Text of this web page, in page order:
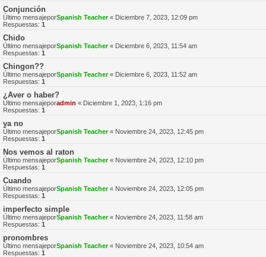
Conjunción
Último mensajeporSpanish Teacher« Diciembre 7, 2023, 12:09 pm
Respuestas: 1
Chido
Último mensajeporSpanish Teacher« Diciembre 6, 2023, 11:54 am
Respuestas: 1
Chingon??
Último mensajeporSpanish Teacher« Diciembre 6, 2023, 11:52 am
Respuestas: 1
¿Aver o haber?
Último mensajeporadmin « Diciembre 1, 2023, 1:16 pm
Respuestas: 1
ya no
Último mensajeporSpanish Teacher« Noviembre 24, 2023, 12:45 pm
Respuestas: 1
Nos vemos al raton
Último mensajeporSpanish Teacher« Noviembre 24, 2023, 12:10 pm
Respuestas: 1
Cuando
Último mensajeporSpanish Teacher« Noviembre 24, 2023, 12:05 pm
Respuestas: 1
imperfecto simple
Último mensajeporSpanish Teacher« Noviembre 24, 2023, 11:58 am
Respuestas: 1
pronombres
Último mensajeporSpanish Teacher« Noviembre 24, 2023, 10:54 am
Respuestas: 1